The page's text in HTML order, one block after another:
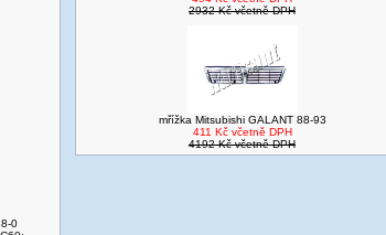
0
2932 Kč včetně DPH
mřížka Mitsubishi GALANT 88-93
411 Kč včetně DPH
4192 Kč včetně DPH